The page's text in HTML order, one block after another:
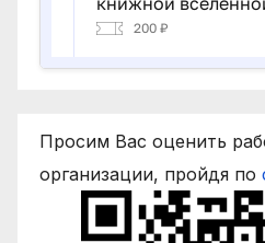
Просим Вас оценить
организации, пройдя по